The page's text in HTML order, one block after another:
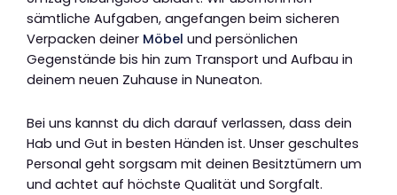
sämtliche Aufgaben, angefangen beim sicheren
Verpacken deiner Möbel und persönlichen
Gegenstände bis hin zum Transport und Aufbau in
deinem neuen Zuhause in Nuneaton.
Bei uns kannst du dich darauf verlassen, dass dein
Hab und Gut in besten Händen ist. Unser geschultes
Personal geht sorgsam mit deinen Besitztümern um
und achtet auf höchste Qualität und Sorgfalt.